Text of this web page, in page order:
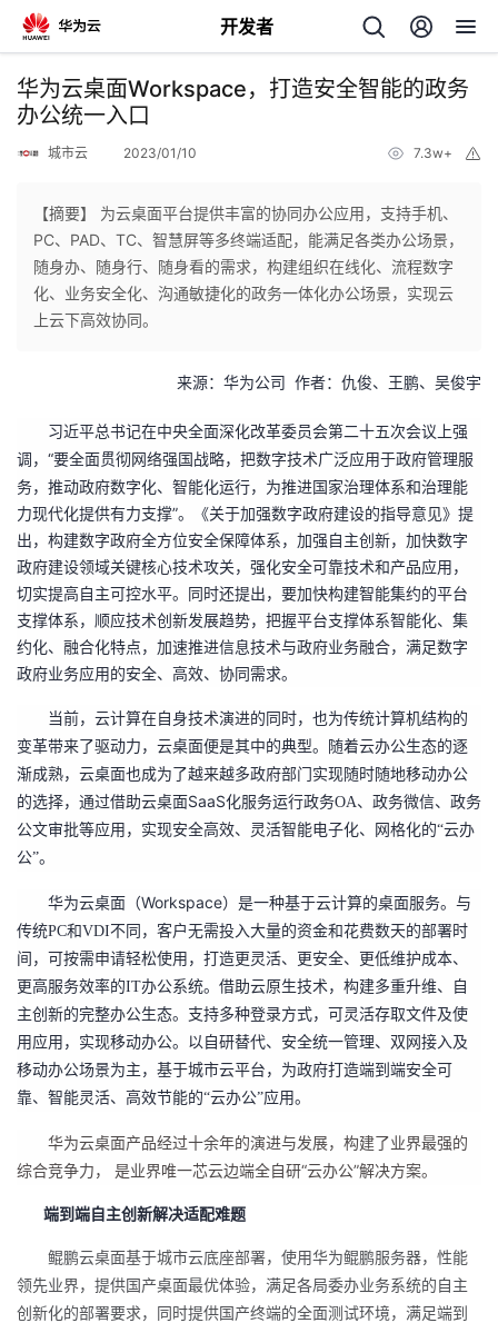
开发者
返
回
个
人
我
发
者
我
的
客
我
论
坛
的
圈
我
的
播
我
活
动
的
关
注
的
开
发
学
我
我
的
Programs
我
的
持
的
我
华为云桌面Workspace，打造安全智能的政务
办公统一入口
城市云 2023/01/10 7.3w+
【摘要】 为云桌面平台提供丰富的协同办公应用，支持手机、
PC、PAD、TC、智慧屏等多终端适配，能满足各类办公场景，
随身办、随身行、随身看的需求，构建组织在线化、流程数字
化、业务安全化、沟通敏捷化的政务一体化办公场景，实现云
上云下高效协同。
来源 ： 华为公司 作者：仇俊、王鹏、吴俊宇
习近平总书记在中央全面深化改革委员会第二十五次会议上强
调， “要全面贯彻网络强国战略，把数字技术广泛应用于政府管理服
务，推动政府数字化、智能化运行，为推进国家治理体系和治理能
力现代化提供有力支撑”。《关于加强数字政府建设的指导意见》提
出，构建数字政府全方位安全保障体系，加强自主创新，加快数字
政府建设领域关键核心技术攻关，强化安全可靠技术和产品应用，
切实提高自主可控水平。同时还提出，要加快构建智能集约的平台
支撑体系，顺应技术创新发展趋势，把握平台支撑体系智能化、集
约化、融合化特点，加速推进信息技术与政府业务融合，满足数字
政府业务应用的安全、高效、协同需求。
当前，云计算在自身技术演进的同时，也为传统计算机结构的
变革带来了驱动力，云桌面便是其中的典型。随着云办公生态的逐
渐成熟，云桌面也成为了越来越多政府部门实现随时随地移动办公
的选择，通过借助云桌面SaaS化服务运行政务OA、政务微信、政务
公文审批等应用，实现安全高效、灵活智能电子化、网格化的“云办
公”。
华为云桌面（Workspace）是一种基于云计算的桌面服务。与
传统PC和VDI不同，客户无需投入大量的资金和花费数天的部署时
间，可按需申请轻松使用，打造更灵活、更安全、更低维护成本、
更高服务效率的IT办公系统。借助云原生技术，构建多重升维、自
主创新的完整办公生态。支持多种登录方式，可灵活存取文件及使
用应用，实现移动办公。以自研替代、安全统一管理、双网接入及
移动办公场景为主，基于城市云平台，为政府打造端到端安全可
靠、智能灵活、高效节能的“云办公”应用。
华为云桌面产品经过十余年的演进与发展， 构建了业界最强的
综合竞争力 ， 是业界唯一芯云边端全自研“云办公”解决方案。
端到端 自主创新解决适配难题
鲲鹏云桌面基于城市云底座部署，使用华为鲲鹏服务器，性能
领先业界，提供国产桌面最优体验，满足各局委办业务系统的 自主
创新化的部署要求，同时提供国产终端的全面测试环境，满足端到